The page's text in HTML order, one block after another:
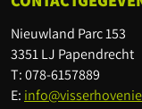
Nieuwland Parc 153
3351 LJ Papendrecht
T: 078-6157889
E: